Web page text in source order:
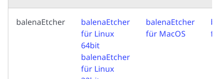
balenaEtcher
balenaEtcher
für Linux
64bit
balenaEtcher
für Linux
balenaEtcher
für MacOS